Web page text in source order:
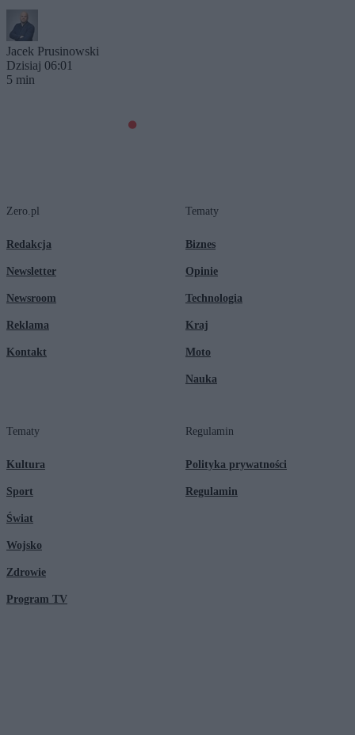
Jacek Prusinowski
Dzisiaj 06:01
5 min
Zero.pl
Redakcja
Newsletter
Newsroom
Reklama
Kontakt
Tematy
Biznes
Opinie
Technologia
Kraj
Moto
Nauka
Tematy
Kultura
Sport
Świat
Wojsko
Zdrowie
Program TV
Regulamin
Polityka prywatności
Regulamin